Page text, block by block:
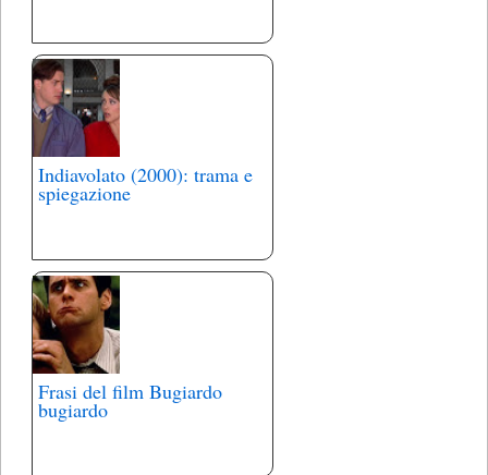
Indiavolato (2000): trama e
spiegazione
Frasi del film Bugiardo
bugiardo